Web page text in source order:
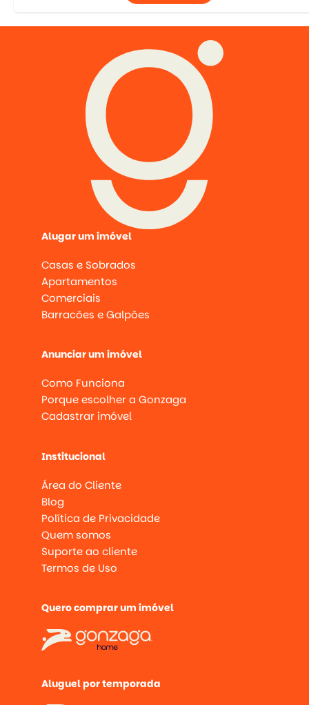
Alugar um imóvel
Casas e Sobrados
Apartamentos
Comerciais
Barracões e Galpões
Anunciar um imóvel
Como Funciona
Porque escolher a Gonzaga
Cadastrar imóvel
Institucional
Área do Cliente
Blog
Política de Privacidade
Quem somos
Suporte ao cliente
Termos de Uso
Quero comprar um imóvel
Aluguel por temporada